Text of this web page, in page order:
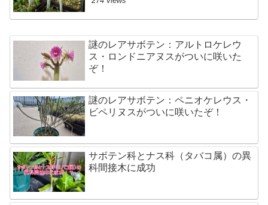
謎のレアサボテン：アルトロケレウ
ス・ロンドニアヌスがついに咲いた
ぞ！
謎のレアサボテン：ペニオケレウス・
ビペリヌスがついに咲いたぞ！
サボテン科とナス科（タバコ属）の異
科間接木に成功